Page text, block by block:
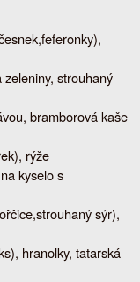
strouhaný
bramborová kaše
rýže
kyselo s
sýr),
hranolky, tatarská